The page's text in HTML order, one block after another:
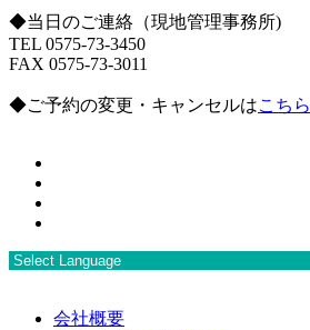
◆当日のご連絡（現地管理事務所)
TEL 0575-73-3450
FAX 0575-73-3011
◆ご予約の変更・キャンセルはこちら
会社概要